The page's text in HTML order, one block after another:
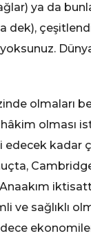
ya da
dek),
olmaları
olması
edecek kadar
ve sağlıklı